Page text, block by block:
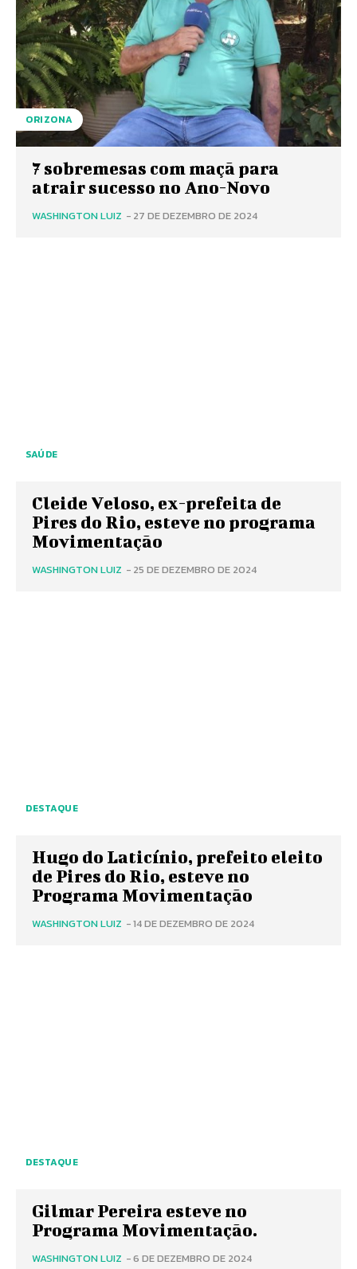
ORIZONA
7 sobremesas com maçã para
atrair sucesso no Ano-Novo
WASHINGTON LUIZ - 27 DE DEZEMBRO DE 2024
SAÚDE
Cleide Veloso, ex-prefeita de
Pires do Rio, esteve no programa
Movimentação
WASHINGTON LUIZ - 25 DE DEZEMBRO DE 2024
DESTAQUE
Hugo do Laticínio, prefeito eleito
de Pires do Rio, esteve no
Programa Movimentação
WASHINGTON LUIZ -14 DE DEZEMBRO DE 2024
DESTAQUE
Gilmar Pereira esteve no
Programa Movimentação.
WASHINGTON LUIZ -6 DE DEZEMBRO DE 2024